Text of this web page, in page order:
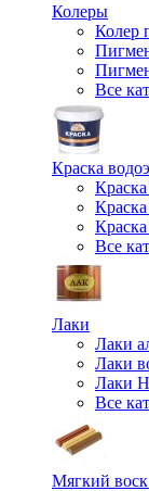
Колеры
Колер
Все
Краска
Все
Лаки
Лаки
Лаки
Лаки
Все
Мягкий воск